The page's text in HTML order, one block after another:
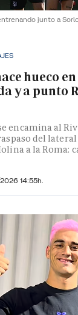
junto a
hueco
y a punto
encamina al
del
a la Roma:
14:55h.